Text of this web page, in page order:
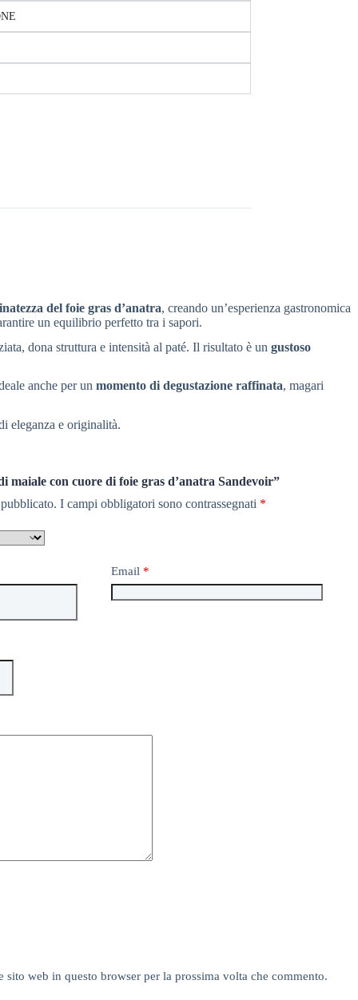
del foie gras d’anatra, creando un’esperienza gastronomica
un equilibrio perfetto tra i sapori.
dona struttura e intensità al paté. Il risultato è un gustoso
anche per un momento di degustazione raffinata, magari
eleganza e originalità.
maiale con cuore di foie gras d’anatra Sandevoir”
I campi obbligatori sono contrassegnati *
Email *
sito web in questo browser per la prossima volta che commento.